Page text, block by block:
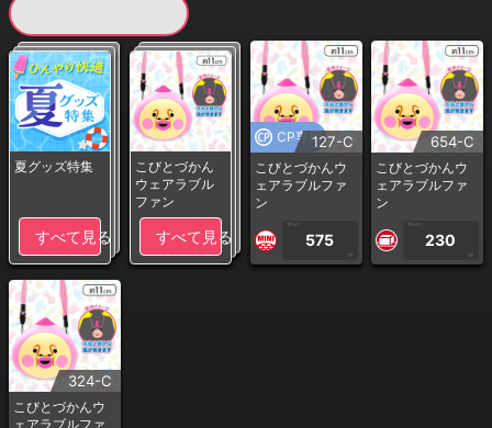
夏グッズ特集
すべて見る
こびとづかん
ウェアラブル
ファン
すべて見る
CP専用127-C
こびとづかんウ
ェアラブルファ
ン
1PLAY
575
CP
654-C
こびとづかんウ
ェアラブルファ
ン
1PLAY
230
CP
324-C
こびとづかんウ
ェアラブルファ